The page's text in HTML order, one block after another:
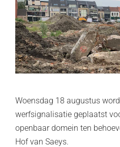
Woensdag 18 augustus
werfsignalisatie geplaatst
openbaar domein ten
Hof van Saeys.